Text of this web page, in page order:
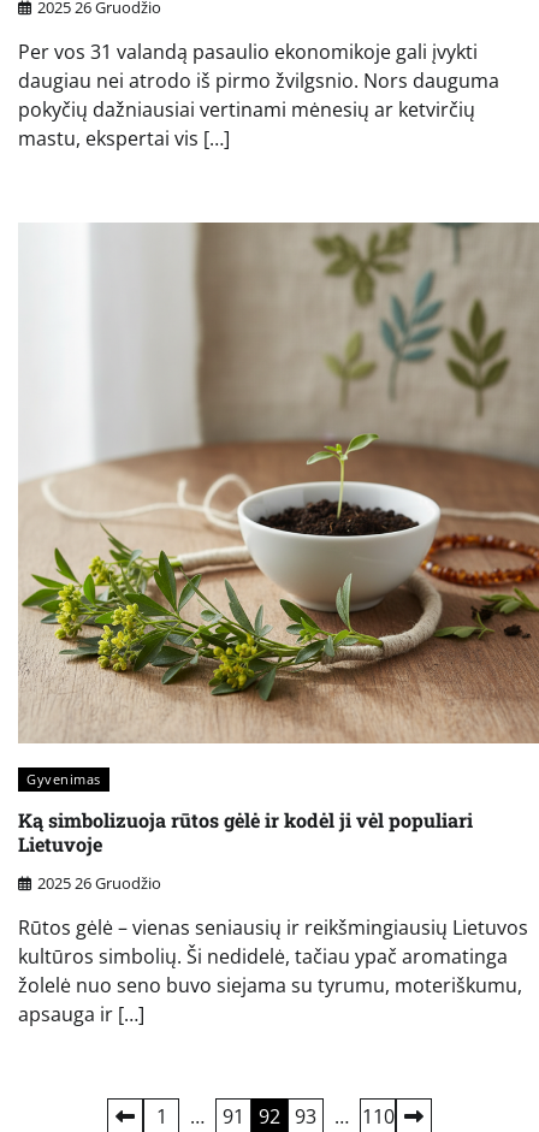
2025 26 Gruodžio
Per vos 31 valandą pasaulio ekonomikoje gali įvykti
daugiau nei atrodo iš pirmo žvilgsnio. Nors dauguma
pokyčių dažniausiai vertinami mėnesių ar ketvirčių
mastu, ekspertai vis […]
Gyvenimas
Ką simbolizuoja rūtos gėlė ir kodėl ji vėl populiari
Lietuvoje
2025 26 Gruodžio
Rūtos gėlė – vienas seniausių ir reikšmingiausių Lietuvos
kultūros simbolių. Ši nedidelė, tačiau ypač aromatinga
žolelė nuo seno buvo siejama su tyrumu, moteriškumu,
apsauga ir […]
1 … 91 92 93 … 110